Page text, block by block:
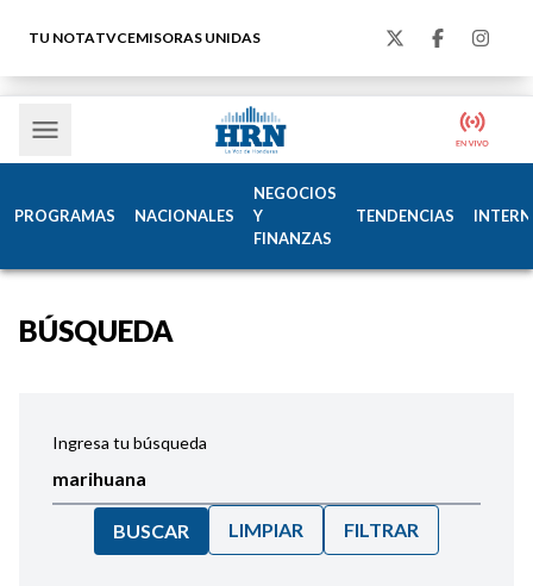
TU NOTATVCEMISORAS UNIDAS
PROGRAMAS NACIONALES
NEGOCIOS
Y
FINANZAS
TENDENCIAS
BÚSQUEDA
Ingresa tu búsqueda
BUSCAR LIMPIAR FILTRAR